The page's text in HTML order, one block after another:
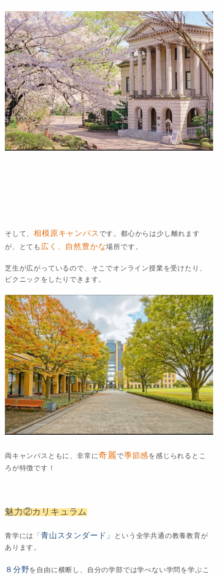
そして、相模原キャンパス です。都心からは少し離れます
が、とても 広く、自然豊かな場所です。
芝生が広がっているので、そこでオンライン授業を受けたり、
ピクニックをしたりできます。
両キャンパスともに、非常に奇麗で季節感を感じられるとこ
ろが特徴です！
魅力②カリキュラム
青学には「 青山スタンダード」
という全学共通の教養教育が
あります。
８分野を自由に横断し、自分の学部では学べない学問を学ぶこ